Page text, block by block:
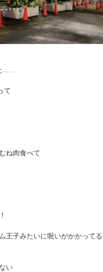
......
て
ね肉食べて
王子みたいに呪いがかかってる
い